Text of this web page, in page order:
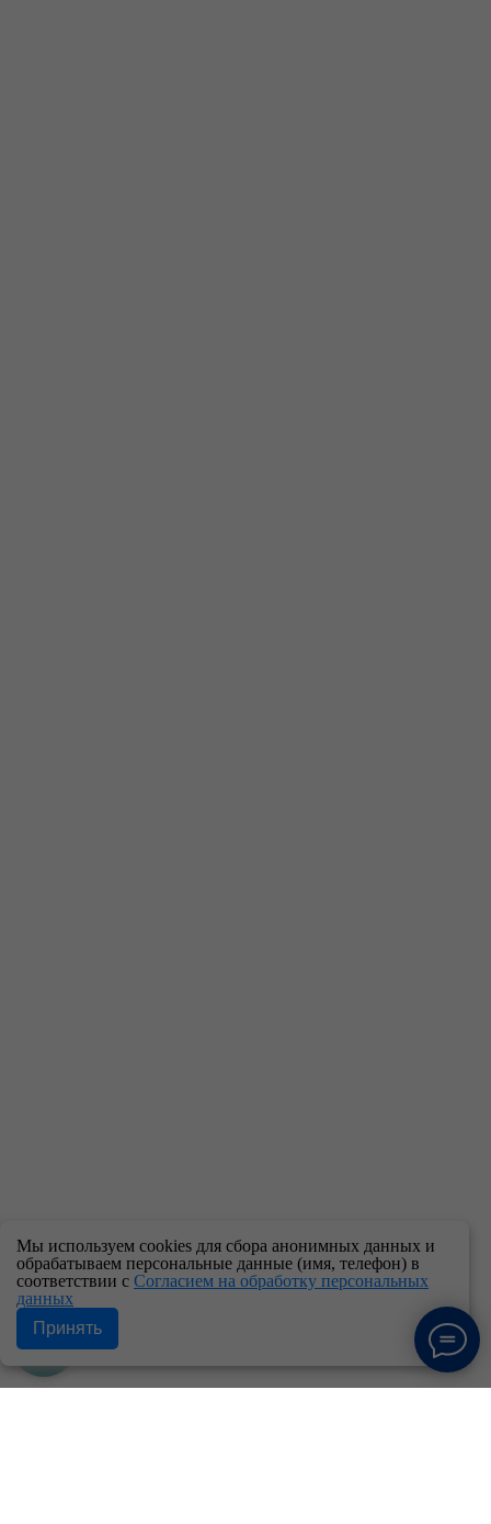
Мы используем cookies для сбора анонимных данных и
обрабатываем персональные данные (имя, телефон) в
соответствии с Согласием на обработку персональных
данных
Принять